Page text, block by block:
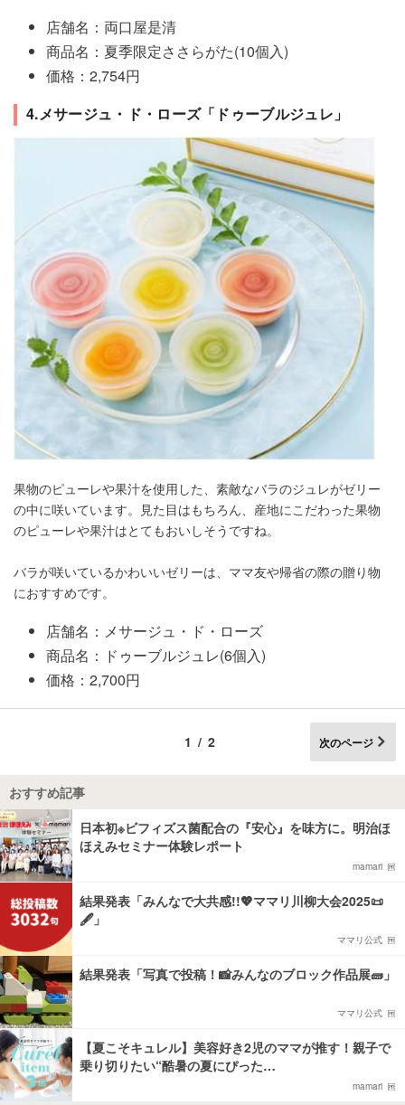
店舗名：両口屋是清
商品名：夏季限定ささらがた(10個入)
価格：2,754円
4.メサージュ・ド・ローズ「ドゥーブルジュレ」
果物のピューレや果汁を使用した、素敵なバラのジュレがゼリー
の中に咲いています。見た目はもちろん、産地にこだわった果物
のピューレや果汁はとてもおいしそうですね。
バラが咲いているかわいいゼリーは、ママ友や帰省の際の贈り物
におすすめです。
店舗名：メサージュ・ド・ローズ
商品名：ドゥーブルジュレ(6個入)
価格：2,700円
1/2 次のページ
おすすめ記事
日本初※ビフィズス菌配合の『安心』を味方に。明治ほ
ほえみセミナー体験レポート
mamari
結果発表「みんなで大共感!!💖ママリ川柳大会2025📜
🖋️」
ママリ公式
結果発表「写真で投稿！📸みんなのブロック作品展🧱」
ママリ公式
【夏こそキュレル】美容好き2児のママが推す！親子で
乗り切りたい“酷暑の夏にぴった…
mamari